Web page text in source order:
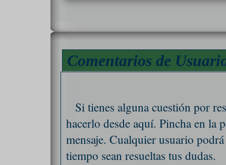
Comentarios de
Si tienes alguna cuestión por
hacerlo desde aquí. Pincha en la
mensaje. Cualquier usuario
tiempo sean resueltas tus dudas.